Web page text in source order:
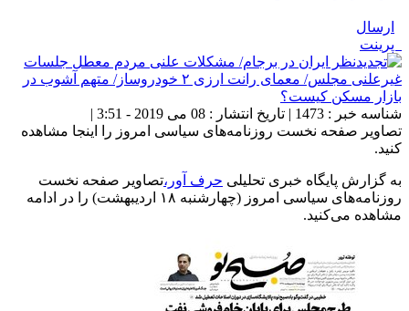
ارسال
پرینت
شناسه خبر : 1473 | تاریخ انتشار : 08 می 2019 - 3:51 |
تصاویر صفحه نخست روزنامه‌های سیاسی امروز را اینجا مشاهده
کنید.
به گزارش پایگاه خبری تحلیلی حرف آور،تصاویر صفحه نخست
روزنامه‌های سیاسی امروز (چهارشنبه ۱۸ اردیبهشت) را در ادامه
مشاهده می‌کنید.